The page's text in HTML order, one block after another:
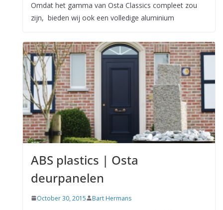
Omdat het gamma van Osta Classics compleet zou
zijn, bieden wij ook een volledige aluminium
ABS plastics | Osta
deurpanelen
October 30, 2015 Bart Hermans